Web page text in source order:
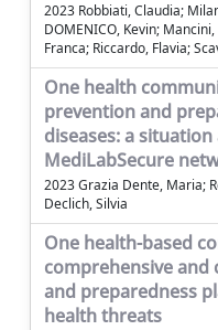
2023 Robbiati, Claudia;
DOMENICO, Kevin;
Franca; Riccardo, Flavia;
One health
prevention and
diseases: a
MediLabSecure
2023 Grazia Dente, Maria;
Declich, Silvia
One health-based
comprehensive
and preparedness
health threats